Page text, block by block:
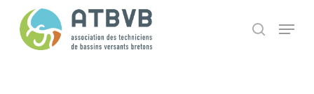
search
Menu
Panneau de gestion des cookies